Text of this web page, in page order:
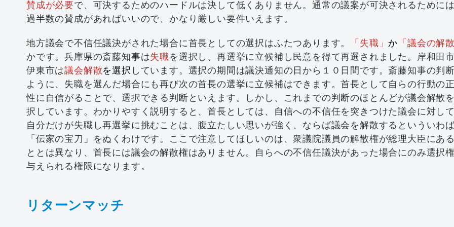
賛成が必要で、可決するためのハードルは決して低くありません。通常の議案が可決されるためには
過半数の賛成があればいいので、かなり厳しい要件いえます。
地方議会で不信任議決がされた場合に首長としての選択はふたつあります。 「失職」か 「議会の解散
かです。兵庫県の斎藤知事は失職を選択し、再選挙に立候補し民意を得て再選されました。岸和田
伊東市は議会解散を選択 しています。選択の期間は議決通知の日から１０日間です。斎藤知事の判
ように、失職を選んだ場合にも再び次の首長の選挙に立候補はできます。首長として自らの行動の
性に自信がることで、選択できる判断といえます。しかし、これまでの判断のほとんどが議会解散
択しています。わかりやすく説明すると、首長としては、自信への不信任を突きつけた議会に対して
自分だけが失職し再選挙に挑むことは、腹立たしい思いが強く、ならば議会を解散するといういわ
「伝家の宝刀」をぬくわけです。ここで注意してほしいのは、衆議院議員の解散権が総理大臣にあ
ととは異なり、首長には議会の解散権はありません。自らへの不信任議決があった場合にのみ選択
与えられる権限になります。
リターンマッチ